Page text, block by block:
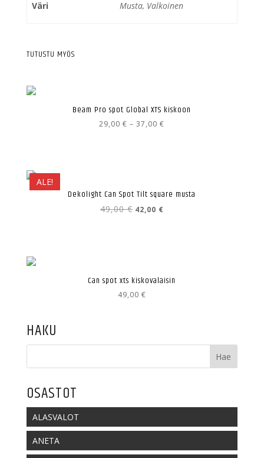
Väri Musta, Valkoinen
TUTUSTU MYÖS
Beam Pro spot Global XTS kiskoon
29,00€ – 37,00€
ALE!
Dekolight Can Spot Tilt square musta
49,00€ Alkuperäinen
hinta
42,00 €
Can spot xts kiskovalaisin
49,00 €
HAKU
OSASTOT
ALASVALOT
ANETA